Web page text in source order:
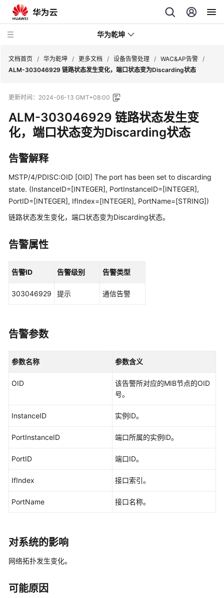
华为乾坤
全
云
服
务
云
理
网
络
乾
解
方
为
坤
乾
租
公
操
乾
坤-
MSP
文档首页 / 华为乾坤 / 更多文档 / 设备告警处理 / WAC&AP告警 /
ALM-303046929 链路状态发生变化，端口状态变为Discarding状态
更新时间： 2024-06-13 GMT+08:00
ALM-303046929 链路状态发生变
化，端口状态变为Discarding状态
告警解释
MSTP/4/PDISC:OID [OID] The port has been set to discarding
state. (InstanceID=[INTEGER], PortInstanceID=[INTEGER],
PortID=[INTEGER], IfIndex=[INTEGER], PortName=[STRING])
链路状态发生变化，端口状态变为Discarding状态。
告警属性
告警ID 告警级别 告警类型
303046929 提示 通信告警
告警参数
参数名称 参数含义
OID
该告警所对应的MIB节点的OID
号。
InstanceID 实例ID。
PortInstanceID 端口所属的实例ID。
PortID 端口ID。
IfIndex 接口索引。
PortName 接口名称。
对系统的影响
网络拓扑发生变化。
可能原因